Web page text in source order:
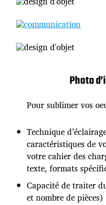
Photo
Pour sublimer vos
Technique
caractéristiques de
votre cahier des
texte, formats
Capacité de traiter
et nombre de pièces)